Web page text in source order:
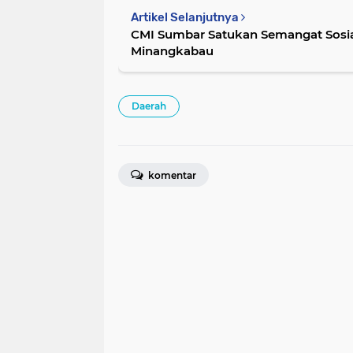
Artikel Selanjutnya
CMI Sumbar Satukan Semangat
Minangkabau
Daerah
komentar